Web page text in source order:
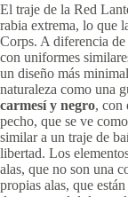
El traje de la Red
rabia extrema, lo que
Corps. A diferencia
con uniformes
un diseño más
naturaleza como una
carmesí y negro, con
pecho, que se ve
similar a un traje de
libertad. Los
alas, que no son una
propias alas, que